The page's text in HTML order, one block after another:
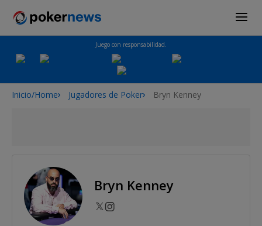
Juego con responsabilidad.
Inicio/Home Jugadores de Poker Bryn Kenney
Bryn Kenney